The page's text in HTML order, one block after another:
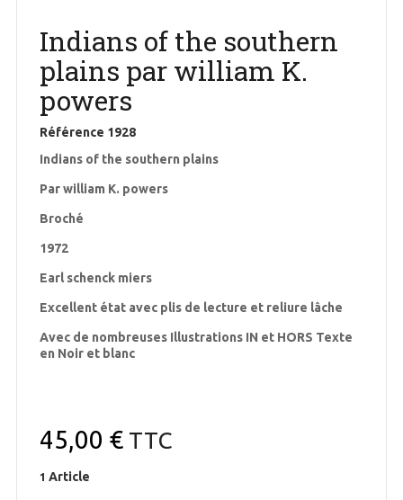
Indians of the southern
plains par william K.
powers
Référence 1928
Indians of the southern plains
Par william K. powers
Broché
1972
Earl schenck miers
Excellent état avec plis de lecture et reliure lâche
Avec de nombreuses Illustrations IN et HORS Texte
en Noir et blanc
45,00 €TTC
1 Article